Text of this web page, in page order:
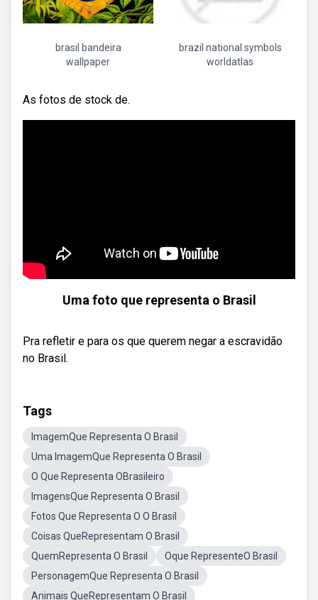
brasil bandeira
wallpaper
brazil national symbols
worldatlas
As fotos de stock de.
Uma foto que representa o Brasil
Pra refletir e para os que querem negar a escravidão
no Brasil.
Tags
ImagemQue Representa O Brasil
Uma ImagemQue Representa O Brasil
O Que Representa OBrasileiro
ImagensQue Representa O Brasil
Fotos Que Representa O O Brasil
Coisas QueRepresentam O Brasil
QuemRepresenta O Brasil
Oque RepresenteO Brasil
PersonagemQue Representa O Brasil
Animais QueRepresentam O Brasil